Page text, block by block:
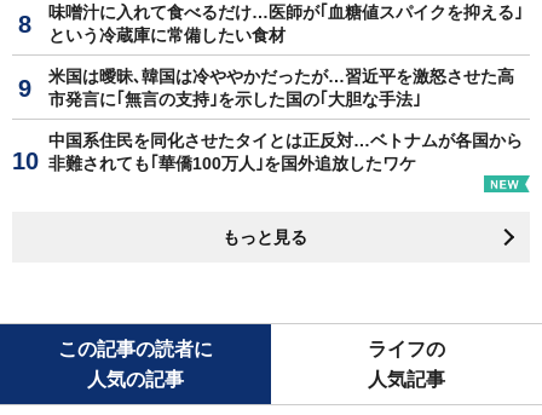
味噌汁に入れて食べるだけ…医師が｢血糖値スパイクを抑える｣
という冷蔵庫に常備したい食材
米国は曖昧､韓国は冷ややかだったが…習近平を激怒させた高
市発言に｢無言の支持｣を示した国の｢大胆な手法｣
中国系住民を同化させたタイとは正反対…ベトナムが各国から
非難されても｢華僑100万人｣を国外追放したワケ
もっと見る
この記事の読者に
人気の記事
ライフの
人気記事